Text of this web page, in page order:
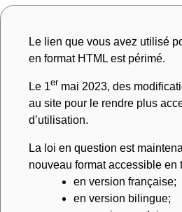
Le lien que vous avez utilisé
en format HTML est périmé.
Le 1er mai 2023, des
au site pour le rendre plus
d’utilisation.
La loi en question est
nouveau format accessible en
en version française;
en version bilingue;